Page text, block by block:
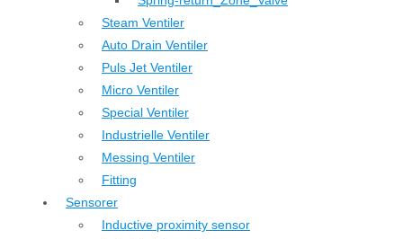
Steam Ventiler
Auto Drain Ventiler
Puls Jet Ventiler
Micro Ventiler
Special Ventiler
Industrielle Ventiler
Messing Ventiler
Fitting
Sensorer
Inductive proximity sensor